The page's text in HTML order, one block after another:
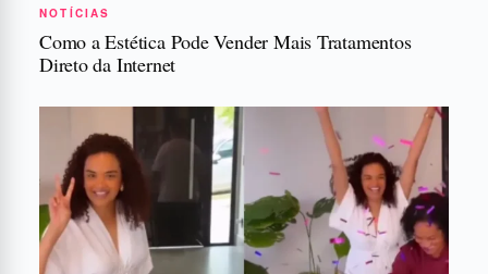
NOTÍCIAS
Como a Estética Pode Vender Mais Tratamentos
Direto da Internet